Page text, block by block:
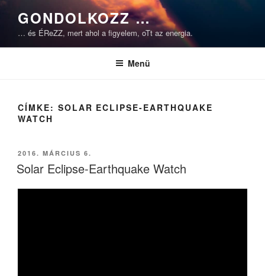
Tartalomhoz
GONDOLKOZZ …
… és ÉReZZ, mert ahol a figyelem, oTt az energia.
Menü
CÍMKE: SOLAR ECLIPSE-EARTHQUAKE
WATCH
BEKÜLDVE:
2016. MÁRCIUS 6.
Solar Eclipse-Earthquake Watch